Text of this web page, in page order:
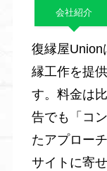
会社紹介
復縁屋Union
縁工作を提
す。料金は
告でも「コ
たアプロー
サイトに寄